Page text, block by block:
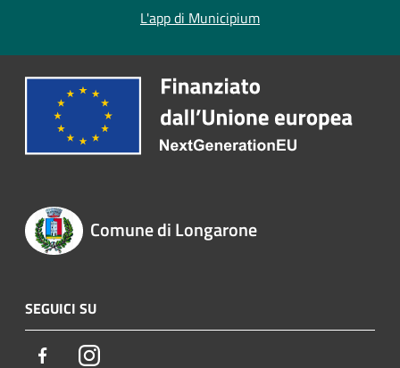
L'app di Municipium
Comune di Longarone
SEGUICI SU
FacebookInstagram